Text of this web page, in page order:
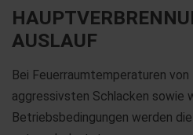
AUSLAUF
Bei Feuerraumtemperaturen von
aggressivsten Schlacken sowie
Betriebsbedingungen werden